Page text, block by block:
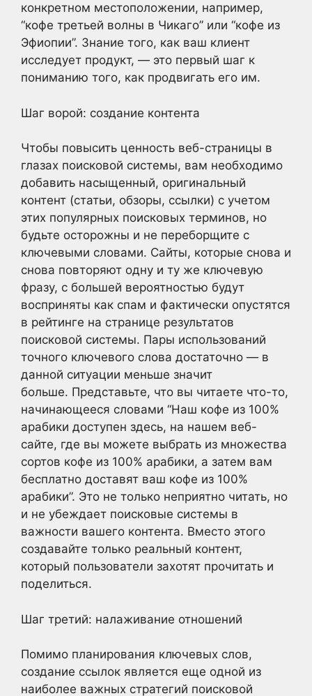
конкретном местоположении, например,
“кофе третьей волны в Чикаго” или “кофе из
Эфиопии”. Знание того, как ваш клиент
исследует продукт, — это первый шаг к
пониманию того, как продвигать его им.
Шаг ворой: создание контента
Чтобы повысить ценность веб-страницы в
глазах поисковой системы, вам необходимо
добавить насыщенный, оригинальный
контент (статьи, обзоры, ссылки) с учетом
этих популярных поисковых терминов, но
будьте осторожны и не переборщите с
ключевыми словами. Сайты, которые снова и
снова повторяют одну и ту же ключевую
фразу, с большей вероятностью будут
восприняты как спам и фактически опустятся
в рейтинге на странице результатов
поисковой системы. Пары использований
точного ключевого слова достаточно — в
данной ситуации меньше значит
больше. Представьте, что вы читаете что-то,
начинающееся словами “Наш кофе из 100%
арабики доступен здесь, на нашем веб-
сайте, где вы можете выбрать из множества
сортов кофе из 100% арабики, а затем вам
бесплатно доставят ваш кофе из 100%
арабики”. Это не только неприятно читать, но
и не убеждает поисковые системы в
важности вашего контента. Вместо этого
создавайте только реальный контент,
который пользователи захотят прочитать и
поделиться.
Шаг третий: налаживание отношений
Помимо планирования ключевых слов,
создание ссылок является еще одной из
наиболее важных стратегий поисковой